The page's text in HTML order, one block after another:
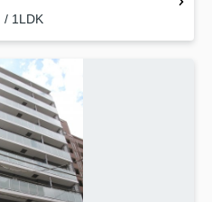
/ 1LDK